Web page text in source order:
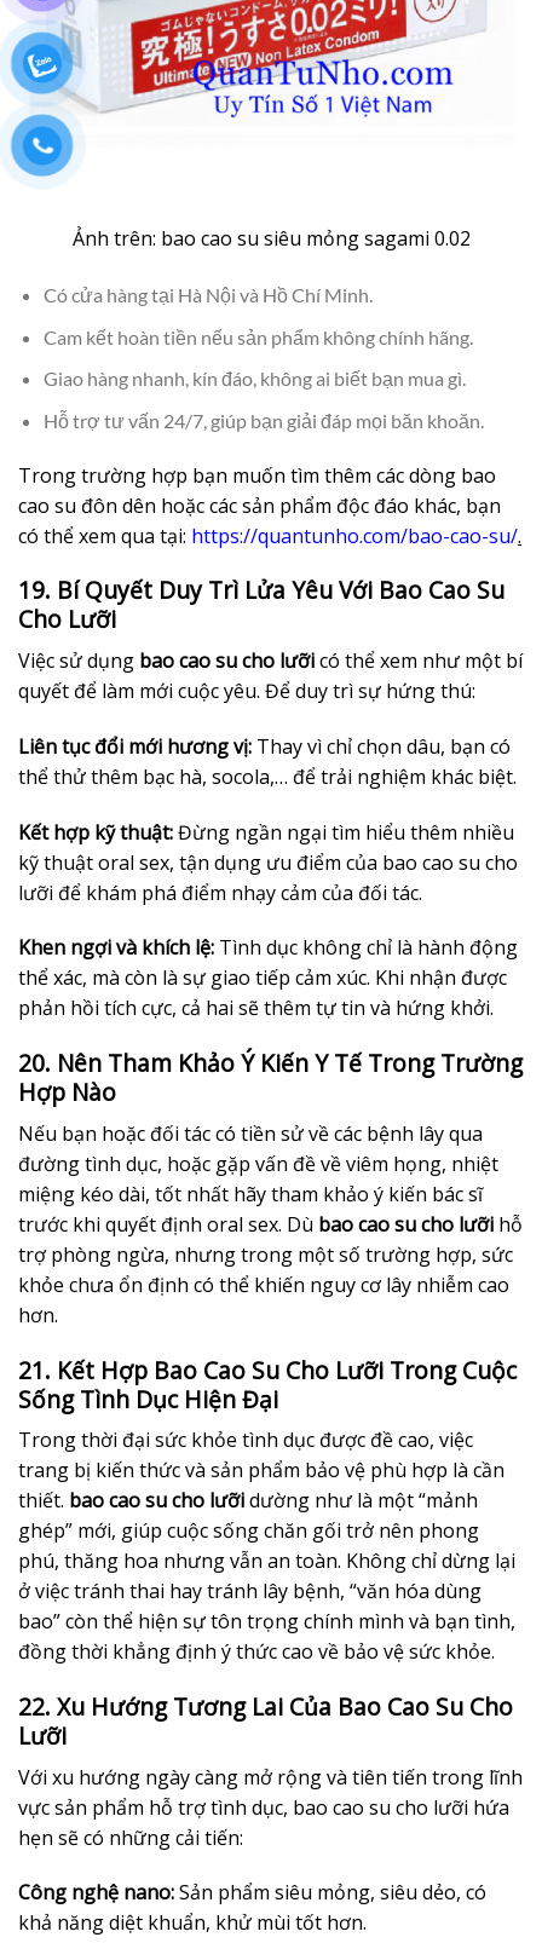
Ảnh trên: bao cao su siêu mỏng sagami 0.02
Có cửa hàng tại Hà Nội và Hồ Chí Minh.
Cam kết hoàn tiền nếu sản phẩm không chính hãng.
Giao hàng nhanh, kín đáo, không ai biết bạn mua gì.
Hỗ trợ tư vấn 24/7, giúp bạn giải đáp mọi băn khoăn.
Trong trường hợp bạn muốn tìm thêm các dòng bao
cao su đôn dên hoặc các sản phẩm độc đáo khác, bạn
có thể xem qua tại: https://quantunho.com/bao-cao-su/.
19. Bí Quyết Duy Trì Lửa Yêu Với Bao Cao Su
Cho Lưỡi
Việc sử dụng bao cao su cho lưỡicó thể xem như một bí
quyết để làm mới cuộc yêu. Để duy trì sự hứng thú:
Liên tục đổi mới hương vị: Thay vì chỉ chọn dâu, bạn có
thể thử thêm bạc hà, socola,… để trải nghiệm khác biệt.
Kết hợp kỹ thuật:Đừng ngần ngại tìm hiểu thêm nhiều
kỹ thuật oral sex, tận dụng ưu điểm của bao cao su cho
lưỡi để khám phá điểm nhạy cảm của đối tác.
Khen ngợi và khích lệ: Tình dục không chỉ là hành động
thể xác, mà còn là sự giao tiếp cảm xúc. Khi nhận được
phản hồi tích cực, cả hai sẽ thêm tự tin và hứng khởi.
20. Nên Tham Khảo Ý Kiến Y Tế Trong Trường
Hợp Nào
Nếu bạn hoặc đối tác có tiền sử về các bệnh lây qua
đường tình dục, hoặc gặp vấn đề về viêm họng, nhiệt
miệng kéo dài, tốt nhất hãy tham khảo ý kiến bác sĩ
trước khi quyết định oral sex. Dù bao cao su cho lưỡi hỗ
trợ phòng ngừa, nhưng trong một số trường hợp, sức
khỏe chưa ổn định có thể khiến nguy cơ lây nhiễm cao
hơn.
21. Kết Hợp Bao Cao Su Cho Lưỡi Trong Cuộc
Sống Tình Dục Hiện Đại
Trong thời đại sức khỏe tình dục được đề cao, việc
trang bị kiến thức và sản phẩm bảo vệ phù hợp là cần
thiết. bao cao su cho lưỡidường như là một “mảnh
ghép” mới, giúp cuộc sống chăn gối trở nên phong
phú, thăng hoa nhưng vẫn an toàn. Không chỉ dừng lại
ở việc tránh thai hay tránh lây bệnh, “văn hóa dùng
bao” còn thể hiện sự tôn trọng chính mình và bạn tình,
đồng thời khẳng định ý thức cao về bảo vệ sức khỏe.
22. Xu Hướng Tương Lai Của Bao Cao Su Cho
Lưỡi
Với xu hướng ngày càng mở rộng và tiên tiến trong lĩnh
vực sản phẩm hỗ trợ tình dục, bao cao su cho lưỡi hứa
hẹn sẽ có những cải tiến:
Công nghệ nano:Sản phẩm siêu mỏng, siêu dẻo, có
khả năng diệt khuẩn, khử mùi tốt hơn.